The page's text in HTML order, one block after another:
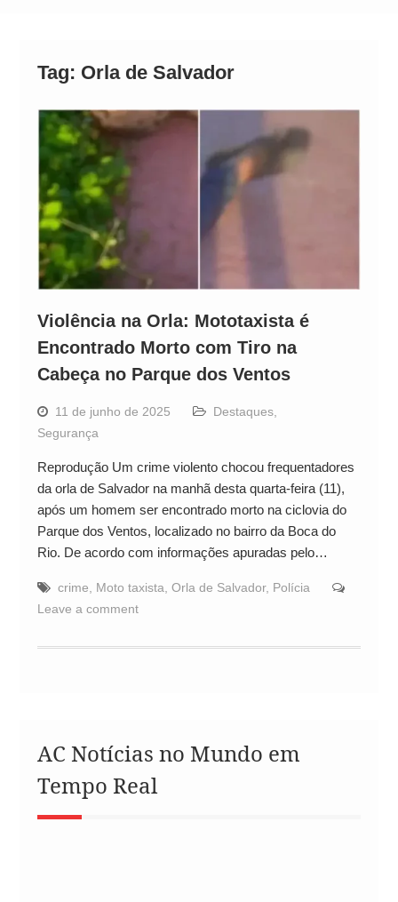
Tag: Orla de Salvador
Violência na Orla: Mototaxista é
Encontrado Morto com Tiro na
Cabeça no Parque dos Ventos
11 de junho de 2025 Destaques,
Segurança
Reprodução Um crime violento chocou frequentadores
da orla de Salvador na manhã desta quarta-feira (11),
após um homem ser encontrado morto na ciclovia do
Parque dos Ventos, localizado no bairro da Boca do
Rio. De acordo com informações apuradas pelo…
crime Moto taxista Orla de Salvador, Polícia
Leave a comment
AC Notícias no Mundo em
Tempo Real